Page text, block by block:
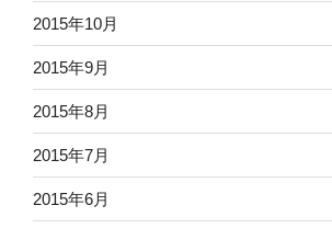
2015年10月
2015年9月
2015年8月
2015年7月
2015年6月